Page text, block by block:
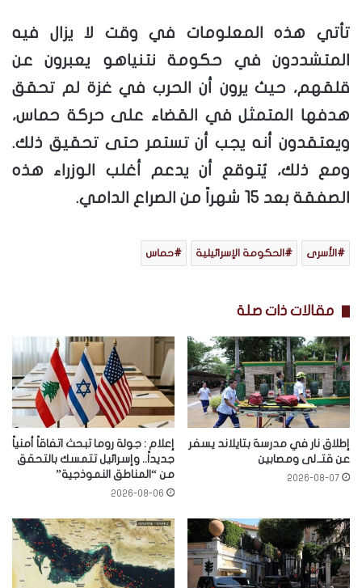
تأتي هذه المعلومات في وقت لا يزال فيه
المتشددون في حكومة نتنياهو يعبرون عن
قلقهم، حيث يرون أن الحرب في غزة لم تحقق
هدفها المتمثل في القضاء على حركة حماس،
ويعتقدون أنه يجب أن تستمر حتى تحقيق ذلك.
ومع ذلك، يُتوقع أن يدعم أغلب الوزراء هذه
الصفقة بعد 15 شهراً من الصراع الدامي.
الأسرى الحكومة الإسرائيلية حماس
مقالات ذات صلة
إطلاق نار في مدرسة بتايلاند يسفر
عن قتـ.لى ومصابين
2026-08-07
إعلام : جولة روما تبحث اتفاقاً أمنياً
جديداً.. وإسرائيل تتمسك بالتحقق
من “المناطق النموذجية”
2026-08-06